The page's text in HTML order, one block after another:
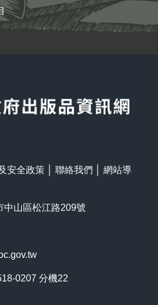
安全政策 聯絡我們
網站導
中山區松江路209號
0207 分機22